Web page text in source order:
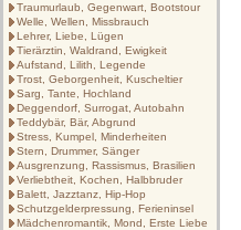
Traumurlaub, Gegenwart, Bootstour
Welle, Wellen, Missbrauch
Lehrer, Liebe, Lügen
Tierärztin, Waldrand, Ewigkeit
Aufstand, Lilith, Legende
Trost, Geborgenheit, Kuscheltier
Sarg, Tante, Hochland
Deggendorf, Surrogat, Autobahn
Teddybär, Bär, Abgrund
Stress, Kumpel, Minderheiten
Stern, Drummer, Sänger
Ausgrenzung, Rassismus, Brasilien
Verliebtheit, Kochen, Halbbruder
Balett, Jazztanz, Hip-Hop
Schutzgelderpressung, Ferieninsel
Mädchenromantik, Mond, Erste Liebe